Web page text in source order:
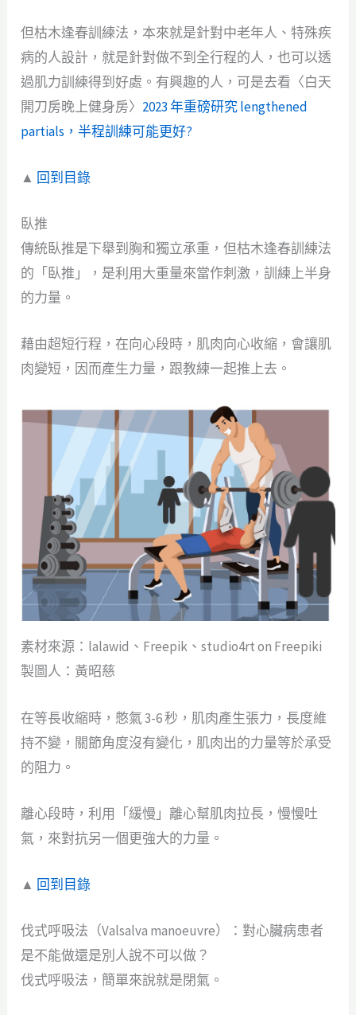
但枯木逢春訓練法，本來就是針對中老年人、特殊疾
病的人設計，就是針對做不到全行程的人，也可以透
過肌力訓練得到好處。有興趣的人，可是去看〈白天
開刀房晚上健身房〉 2023 年重磅研究 lengthened
partials，半程訓練可能更好?
▲ 回到目錄
臥推
傳統臥推是下舉到胸和獨立承重，但枯木逢春訓練法
的「臥推」，是利用大重量來當作刺激，訓練上半身
的力量。
藉由超短行程，在向心段時，肌肉向心收縮，會讓肌
肉變短，因而產生力量，跟教練一起推上去。
素材來源：lalawid、Freepik、studio4rt on Freepiki
製圖人：黃昭慈
在等長收縮時，憋氣 3-6 秒，肌肉產生張力，長度維
持不變，關節角度沒有變化，肌肉出的力量等於承受
的阻力。
離心段時，利用「緩慢」離心幫肌肉拉長，慢慢吐
氣，來對抗另一個更強大的力量。
▲ 回到目錄
伐式呼吸法（Valsalva manoeuvre）：對心臟病患者
是不能做還是別人說不可以做？
伐式呼吸法，簡單來說就是閉氣。